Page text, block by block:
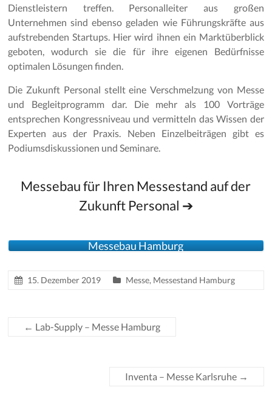
Dienstleistern treffen. Personalleiter aus großen
Unternehmen sind ebenso geladen wie Führungskräfte aus
aufstrebenden Startups. Hier wird ihnen ein Marktüberblick
geboten, wodurch sie die für ihre eigenen Bedürfnisse
optimalen Lösungen finden.
Die Zukunft Personal stellt eine Verschmelzung von Messe
und Begleitprogramm dar. Die mehr als 100 Vorträge
entsprechen Kongressniveau und vermitteln das Wissen der
Experten aus der Praxis. Neben Einzelbeiträgen gibt es
Podiumsdiskussionen und Seminare.
Messebau für Ihren Messestand auf der
Zukunft Personal ➔
Messebau Hamburg
15. Dezember 2019 Messe, Messestand Hamburg
← Lab-Supply – Messe Hamburg
Inventa – Messe Karlsruhe →